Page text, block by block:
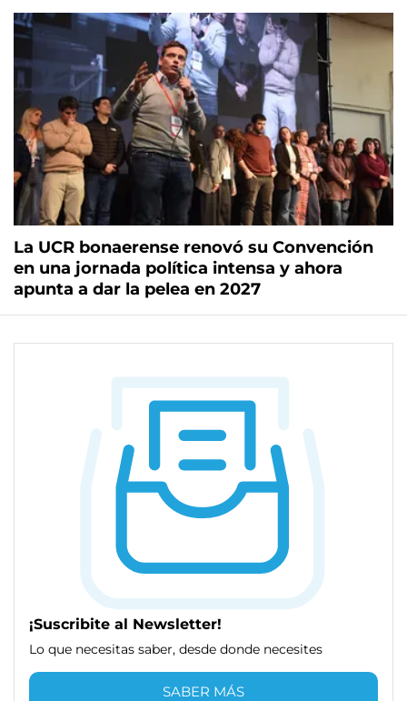
La UCR bonaerense renovó su Convención
en una jornada política intensa y ahora
apunta a dar la pelea en 2027
¡Suscribite al Newsletter!
Lo que necesitas saber, desde donde necesites
SABER MÁS